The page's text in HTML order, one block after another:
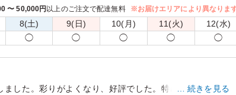
ります。副菜も充実。追加でオムライスに変更も可能です
食御膳をぜひ一度お召し上がりください。
ご飯普通盛」「白ご飯大盛(＋150円)」「オムライス普通盛
「オムライス大盛(＋650円)」に変更できます。下記プルダ
〜 50,000円 以上のご注文で配達無料 ※お届けエリアにより異なりま
8(土) 9(日) 10(月) 11(火) 12(水)
◯ ◯ ◯ ◯ ◯
した。彩りがよくなり、好評でした。特に、エビフライ
続きを見る